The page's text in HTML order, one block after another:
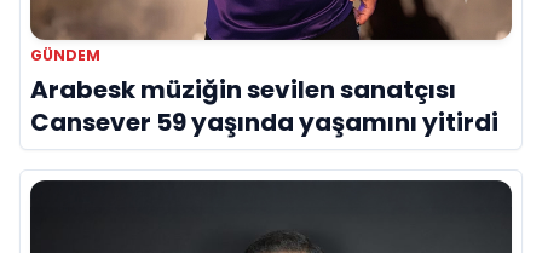
GÜNDEM
Arabesk müziğin sevilen sanatçısı
Cansever 59 yaşında yaşamını yitirdi